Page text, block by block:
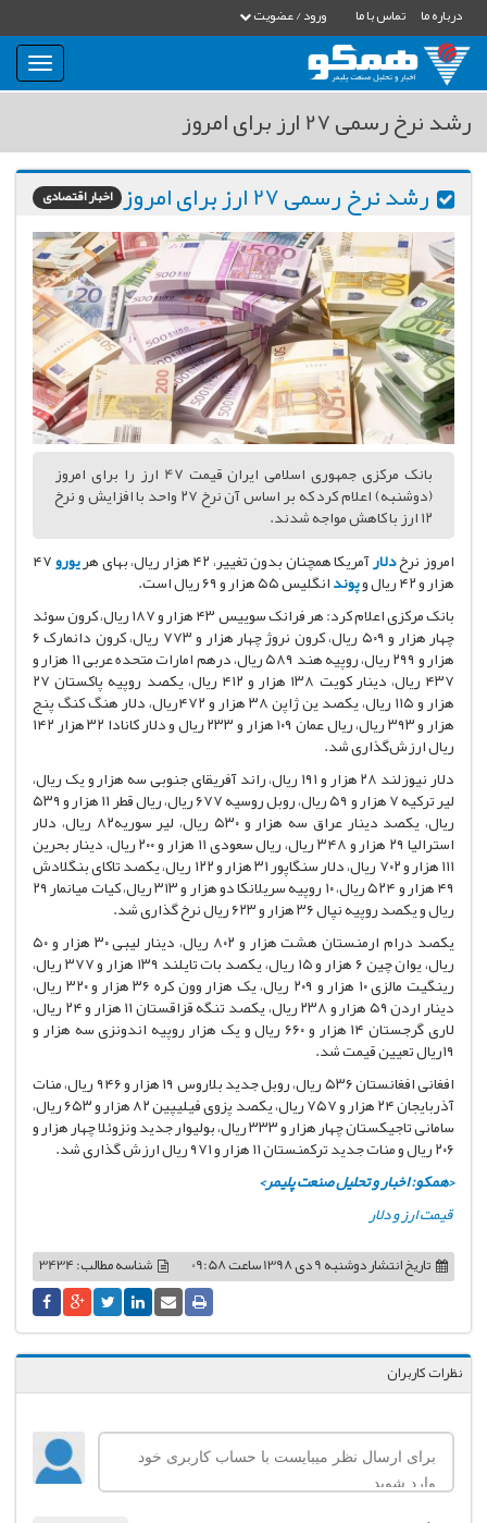
درباره ما تماس با ما ورود / عضویت
بار
و
رشد نرخ رسمی 27 ارز برای امروز
اخبار اقتصادی رشد نرخ رسمی 27 ارز برای امروز
بانک مرکزی جمهوری اسلامی ایران قیمت 47 ارز را برای امروز
(دوشنبه) اعلام کرد که بر اساس آن نرخ ۲۷ واحد با افزایش و نرخ
۱۲ ارز با کاهش مواجه شدند.
امروز نرخدلارآمریکا همچنان بدون تغییر، ۴۲ هزار ریال، بهای هر یورو۴۷
هزار و ۴۲ ریال و پوندانگلیس ۵۵ هزار و ۶۹ ریال است.
بانک مرکزی اعلام کرد: هر فرانک سوییس ۴۳ هزار و ۱۸۷ ریال، کرون سوئد
چهار هزار و ۵۰۹ ریال، کرون نروژ چهار هزار و ۷۷۳ ریال، کرون دانمارک ۶
هزار و ۲۹۹ ریال، روپیه هند ۵۸۹ ریال، درهم امارات متحده عربی ۱۱ هزار و
۴۳۷ ریال، دینار کویت ۱۳۸ هزار و ۴۱۲ ریال، یکصد روپیه پاکستان ۲۷
هزار و ۱۱۵ ریال، یکصد ین ژاپن ۳۸ هزار و ۴۷۲ریال، دلار هنگ کنگ پنج
هزار و ۳۹۳ ریال، ریال عمان ۱۰۹ هزار و ۲۳۳ ریال و دلار کانادا ۳۲ هزار ۱۴۲
ریال ارزش‌گذاری شد.
دلار نیوزلند ۲۸ هزار و ۱۹۱ ریال، راند آفریقای جنوبی سه هزار و یک ریال،
لیر ترکیه ۷ هزار و ۵۹ ریال، روبل روسیه ۶۷۷ ریال، ریال قطر ۱۱ هزار و ۵۳۹
ریال، یکصد دینار عراق سه هزار و ۵۳۰ ریال، لیر سوریه۸۲ ریال، دلار
استرالیا ۲۹ هزار و ۳۴۸ ریال، ریال سعودی ۱۱ هزار و ۲۰۰ ریال، دینار بحرین
۱۱۱ هزار و ۷۰۲ ریال، دلار سنگاپور ۳۱ هزار و ۱۲۲ ریال، یکصد تاکای بنگلادش
۴۹ هزار و ۵۲۴ ریال، ۱۰ روپیه سریلانکا دو هزار و ۳۱۳ ریال، کیات میانمار ۲۹
ریال و یکصد روپیه نپال ۳۶ هزار و ۶۲۳ ریال نرخ گذاری شد.
یکصد درام ارمنستان هشت هزار و ۸۰۲ ریال، دینار لیبی ۳۰ هزار و ۵۰
ریال، یوان چین ۶ هزار و ۱۵ ریال، یکصد بات تایلند ۱۳۹ هزار و ۳۷۷ ریال،
رینگیت مالزی ۱۰ هزار و ۲۰۹ ریال، یک هزار وون کره ۳۶ هزار و ۳۲۰ ریال،
دینار اردن ۵۹ هزار و ۲۳۸ ریال، یکصد تنگه قزاقستان ۱۱ هزار و ۲۴ ریال،
لاری گرجستان ۱۴ هزار و ۶۶۰ ریال و یک هزار روپیه اندونزی سه هزار و
۱۹ریال تعیین قیمت شد.
افغانی افغانستان ۵۳۶ ریال، روبل جدید بلاروس ۱۹ هزار و ۹۴۶ ریال، منات
آذربایجان ۲۴ هزار و ۷۵۷ ریال، یکصد پزوی فیلیپین ۸۲ هزار و ۶۵۳ ریال،
سامانی تاجیکستان چهار هزار و ۳۳۳ ریال، بولیوار جدید ونزوئلا چهار هزار و
۲۰۶ ریال و منات جدید ترکمنستان ۱۱ هزار و ۹۷۱ ریال ارزش گذاری شد.
<همکو: اخبار و تحلیل صنعت پلیمر>
قیمت ارز و دلار
شناسه مطالب: 3434 تاریخ انتشاردوشنبه 9 دی 1398 ساعت 09:58
نظرات کاربران